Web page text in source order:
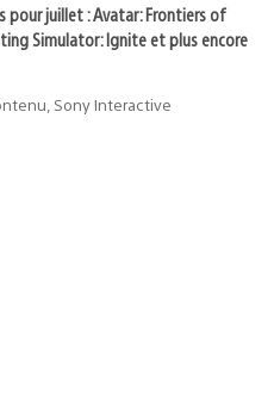
pour juillet : Avatar: Frontiers of
Simulator: Ignite et plus encore
Sony Interactive